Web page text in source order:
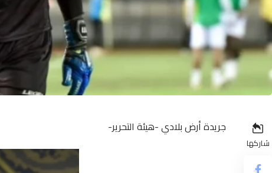
شاركها
جريدة أرض بلادي -هيئة التحرير-